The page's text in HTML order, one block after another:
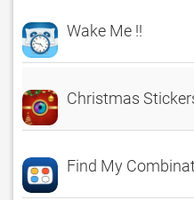
Wake Me !!
Christmas
Find My